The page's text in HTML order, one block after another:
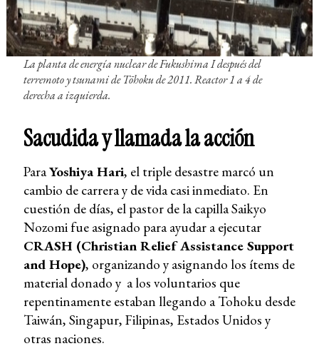
La planta de energía nuclear de Fukushima I después del
terremoto y tsunami de Tōhoku de 2011. Reactor 1 a 4 de
derecha a izquierda.
Sacudida y llamada la acción
ParaYoshiya Hari, el triple desastre marcó un
cambio de carrera y de vida casi inmediato. En
cuestión de días, el pastor de la capilla Saikyo
Nozomi fue asignado para ayudar a ejecutar
CRASH (Christian Relief Assistance Support
and Hope), organizando y asignando los ítems de
material donado y a los voluntarios que
repentinamente estaban llegando a Tohoku desde
Taiwán, Singapur, Filipinas, Estados Unidos y
otras naciones.